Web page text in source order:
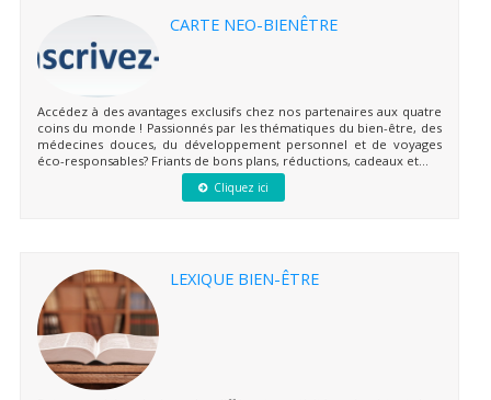
CARTE NEO-BIENÊTRE
Accédez à des avantages exclusifs chez nos partenaires aux quatre
coins du monde ! Passionnés par les thématiques du bien-être, des
médecines douces, du développement personnel et de voyages
éco-responsables? Friants de bons plans, réductions, cadeaux et...
Cliquez ici
LEXIQUE BIEN-ÊTRE